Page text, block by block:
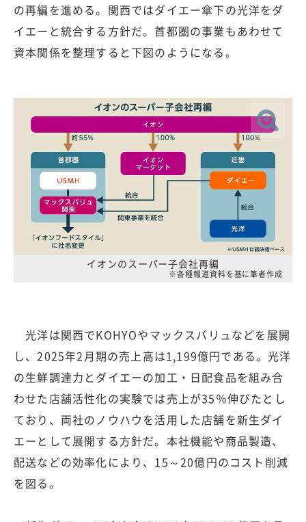
の再編を進める。関西ではダイエー傘下の光洋をダ
イエーと統合する方針だ。首都圏の事業もあわせて
資本関係を整理すると下図のようになる。
イオンのスーパー子会社再編
※各種報道資料を基に筆者作成
光洋は関西でKOHYOやマックスバリュなどを展開
し、2025年2月期の売上高は1,199億円である。光洋
の生鮮調達力とダイエーの加工・日配食品を組み合
わせた店舗活性化の実験では売上が35％伸びたとし
ており、両社のノウハウを活用した店舗を新生ダイ
エーとして展開する方針だ。本社機能や商品製造、
配送などの効率化により、15～20億円のコスト削減
を図る。